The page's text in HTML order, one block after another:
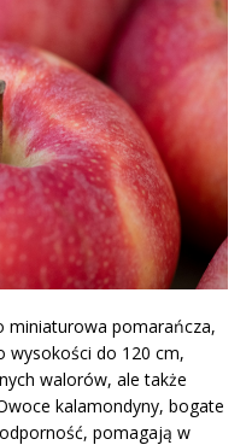
miniaturowa pomarańcza,
wysokości do 120 cm,
walorów, ale także
kalamondyny, bogate
pomagają w